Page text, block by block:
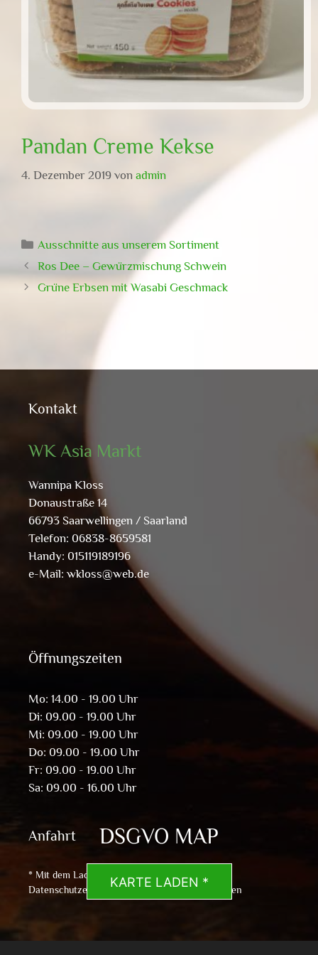
Pandan Creme Kekse
4. Dezember 2019 von admin
Kategorien
Ausschnitte aus unserem Sortiment
Ros Dee – Gewürzmischung Schwein
Grüne Erbsen mit Wasabi Geschmack
Kontakt
WK Asia Markt
Wannipa Kloss
Donaustraße 14
66793 Saarwellingen / Saarland
Telefon: 06838-8659581
Handy: 015119189196
e-Mail: wkloss@web.de
Öffnungszeiten
Mo: 14.00 - 19.00 Uhr
Di: 09.00 - 19.00 Uhr
Mi: 09.00 - 19.00 Uhr
Do: 09.00 - 19.00 Uhr
Fr: 09.00 - 19.00 Uhr
Sa: 09.00 - 16.00 Uhr
Anfahrt DSGVO MAP
KARTE LADEN *
* Mit dem Laden der Karte akzeptierst du die
Datenschutzerklärung von Google. Mehr erfahren